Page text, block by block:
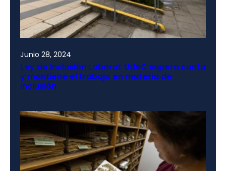
Junio 28, 2024
Ley de Inclusión Laboral: UdeC supera cuota
y mantiene el trabajo en materia de
inclusión